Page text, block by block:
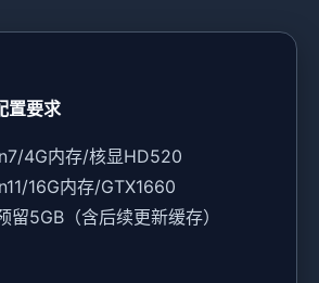
置要求
4G内存/核显HD520
16G内存/GTX1660
留5GB（含后续更新缓存）